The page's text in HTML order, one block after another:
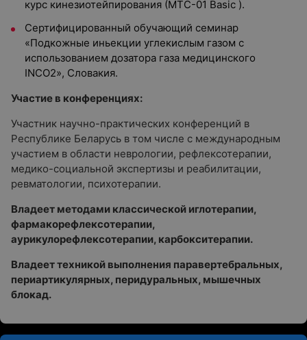
курс кинезиотейпирования (МТС-01 Basic ).
Сертифицированный обучающий семинар
«Подкожные иньекции углекислым газом с
использованием дозатора газа медицинского
INCO2», Словакия.
Участие в конференциях:
Участник научно-практических конференций в
Республике Беларусь в том числе с международным
участием в области неврологии, рефлексотерапии,
медико-социальной экспертизы и реабилитации,
ревматологии, психотерапии.
Владеет методами классической иглотерапии,
фармакорефлексотерапии,
аурикулорефлексотерапии, карбокситерапии.
Владеет техникой выполнения паравертебральных,
периартикулярных, перидуральных, мышечных
блокад.